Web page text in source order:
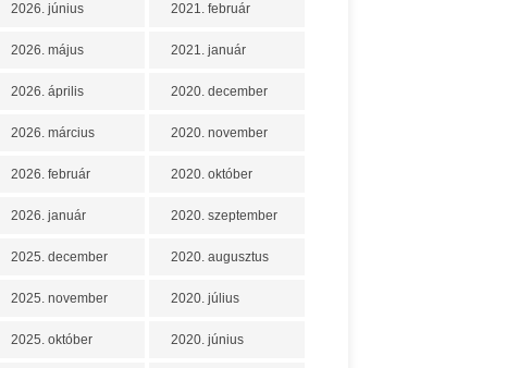
2026. június
2026. május
2026. április
2026. március
2026. február
2026. január
2025. december
2025. november
2025. október
2021. február
2021. január
2020. december
2020. november
2020. október
2020. szeptember
2020. augusztus
2020. július
2020. június